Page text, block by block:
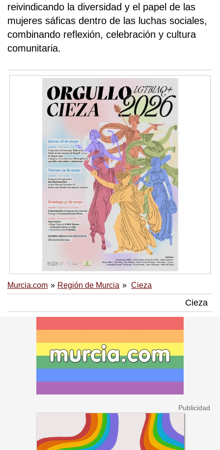
reivindicando la diversidad y el papel de las
mujeres sáficas dentro de las luchas sociales,
combinando reflexión, celebración y cultura
comunitaria.
Murcia.com Región de Murcia Cieza
Cieza